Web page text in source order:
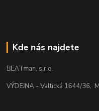
Kde nás najdete
BEATman, s.r.o.
VÝDEJNA - Valtická 1644/36,